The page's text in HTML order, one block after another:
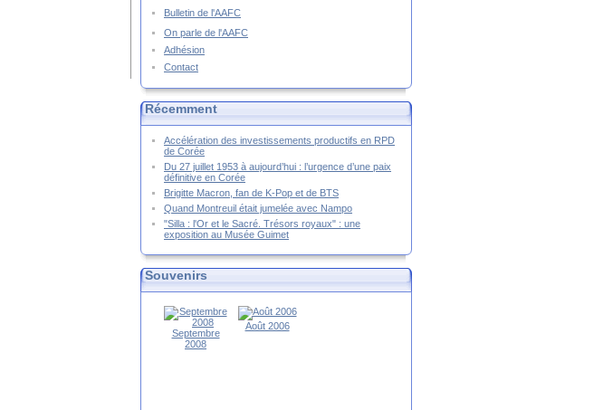
Bulletin de l'AAFC
On parle de l'AAFC
Adhésion
Contact
Récemment
Accélération des investissements productifs en RPD
de Corée
Du 27 juillet 1953 à aujourd’hui : l’urgence d’une paix
définitive en Corée
Brigitte Macron, fan de K-Pop et de BTS
Quand Montreuil était jumelée avec Nampo
"Silla : l'Or et le Sacré. Trésors royaux" : une
exposition au Musée Guimet
Souvenirs
Septembre
2008
Août 2006